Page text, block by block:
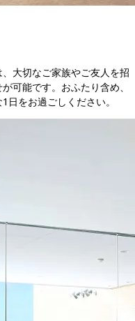
大切なご家族やご友人を招
可能です。おふたり含め、
日をお過ごしください。